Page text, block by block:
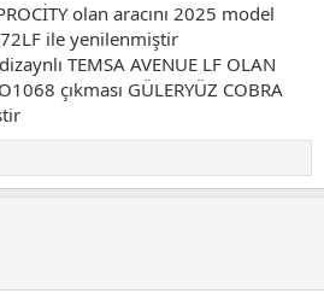
olan aracını 2025 model
ile yenilenmiştir
TEMSA AVENUE LF OLAN
çıkması GÜLERYÜZ COBRA